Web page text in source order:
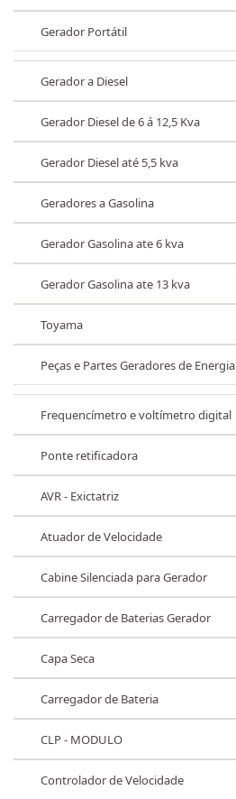
Gerador Portátil
Gerador a Diesel
Gerador Diesel de 6 á 12,5 Kva
Gerador Diesel até 5,5 kva
Geradores a Gasolina
Gerador Gasolina ate 6 kva
Gerador Gasolina ate 13 kva
Toyama
Peças e Partes Geradores de Energia
Frequencímetro e voltímetro digital
Ponte retificadora
AVR - Exictatriz
Atuador de Velocidade
Cabine Silenciada para Gerador
Carregador de Baterias Gerador
Capa Seca
Carregador de Bateria
CLP - MODULO
Controlador de Velocidade